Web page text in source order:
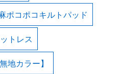
ポコポコキルトパッド
トレス
地カラー】